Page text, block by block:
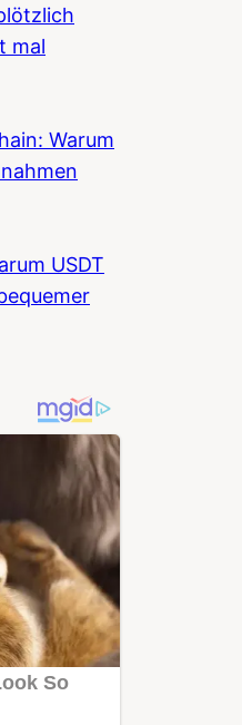
mal
Warum
USDT